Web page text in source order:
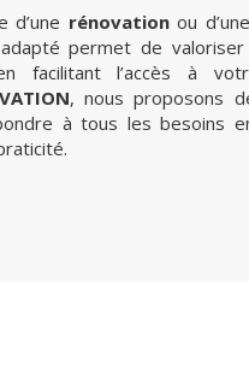
d’une rénovationou
permet de valoriser
facilitant l’accès à
, nous proposons
à tous les besoins